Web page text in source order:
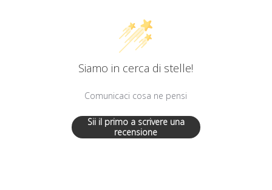
Siamo in cerca di stelle!
Comunicaci cosa ne pensi
Sii il primo a scrivere una
recensione